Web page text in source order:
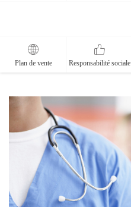
Plan de vente Responsabilité sociale